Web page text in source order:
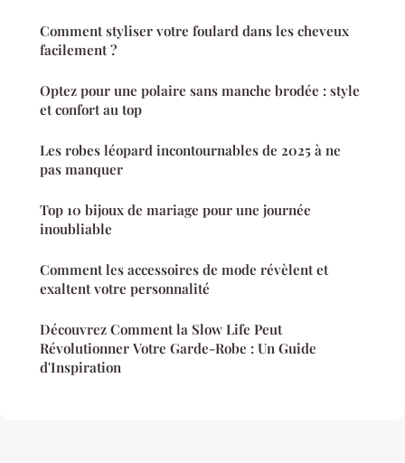
Comment styliser votre foulard dans les cheveux
facilement ?
Optez pour une polaire sans manche brodée : style
et confort au top
Les robes léopard incontournables de 2025 à ne
pas manquer
Top 10 bijoux de mariage pour une journée
inoubliable
Comment les accessoires de mode révèlent et
exaltent votre personnalité
Découvrez Comment la Slow Life Peut
Révolutionner Votre Garde-Robe : Un Guide
d'Inspiration